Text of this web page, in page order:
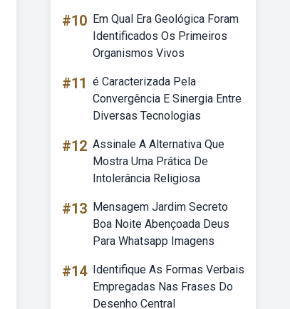
#10 Em Qual Era Geológica Foram
Identificados Os Primeiros
Organismos Vivos
#11 é Caracterizada Pela
Convergência E Sinergia Entre
Diversas Tecnologias
#12 Assinale A Alternativa Que
Mostra Uma Prática De
Intolerância Religiosa
#13 Mensagem Jardim Secreto
Boa Noite Abençoada Deus
Para Whatsapp Imagens
#14 Identifique As Formas Verbais
Empregadas Nas Frases Do
Desenho Central